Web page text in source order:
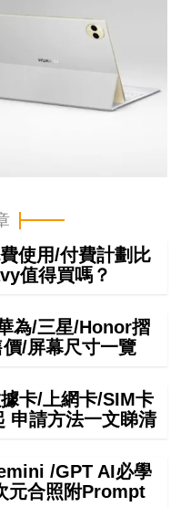
使用/付費計劃比
值得買嗎？
為/三星/Honor摺
/屏幕尺寸一覽
卡/上網卡/SIM卡
申請方法一文睇清
/GPT AI必學
元合照附Prompt